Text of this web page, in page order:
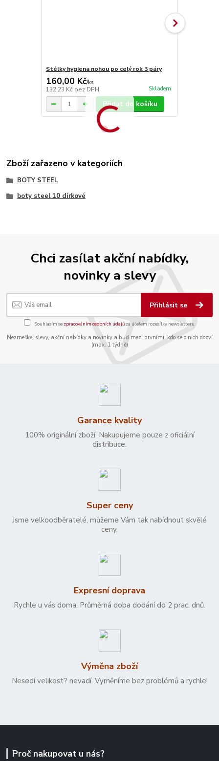
Stélky hygiena nohou po celý rok 3 páry
160,00 Kč/ks
132,23 Kč bez DPH Skladem
Přidat do košíku
Zboží zařazeno v kategoriích
BOTY STEEL
boty steel 10 dírkové
Chci zasílat akční nabídky,
novinky a slevy
Přihlásit se
Souhlasím se zpracováním osobních údajůza účelem rozesílky newsletteru.
Nezmeškej slevy, akční nabídky a novinky a buď mezi prvními, kdo se o nich dozví
(max. 1 týdně)
Garance kvality
100% originální zboží. Nakupujeme pouze z oficiální
distribuce.
Super ceny
Jsme velkoodběratelé, můžeme Vám tak nabídnout skvělé
ceny.
Expresní doprava
Rychle u vás doma. Průměrná doba dodání do 2 prac. dnů.
Výměna zboží
Nesedí velikost? nevadí. Vyměníme bez problémů a rychle!
Proč nakupovat u nás?